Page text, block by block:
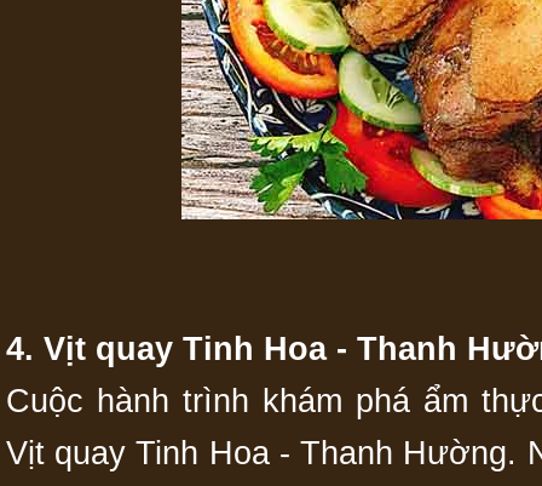
4. Vịt quay Tinh Hoa - Thanh
Cuộc hành trình khám phá ẩm
Vịt quay Tinh Hoa - Thanh Hường.